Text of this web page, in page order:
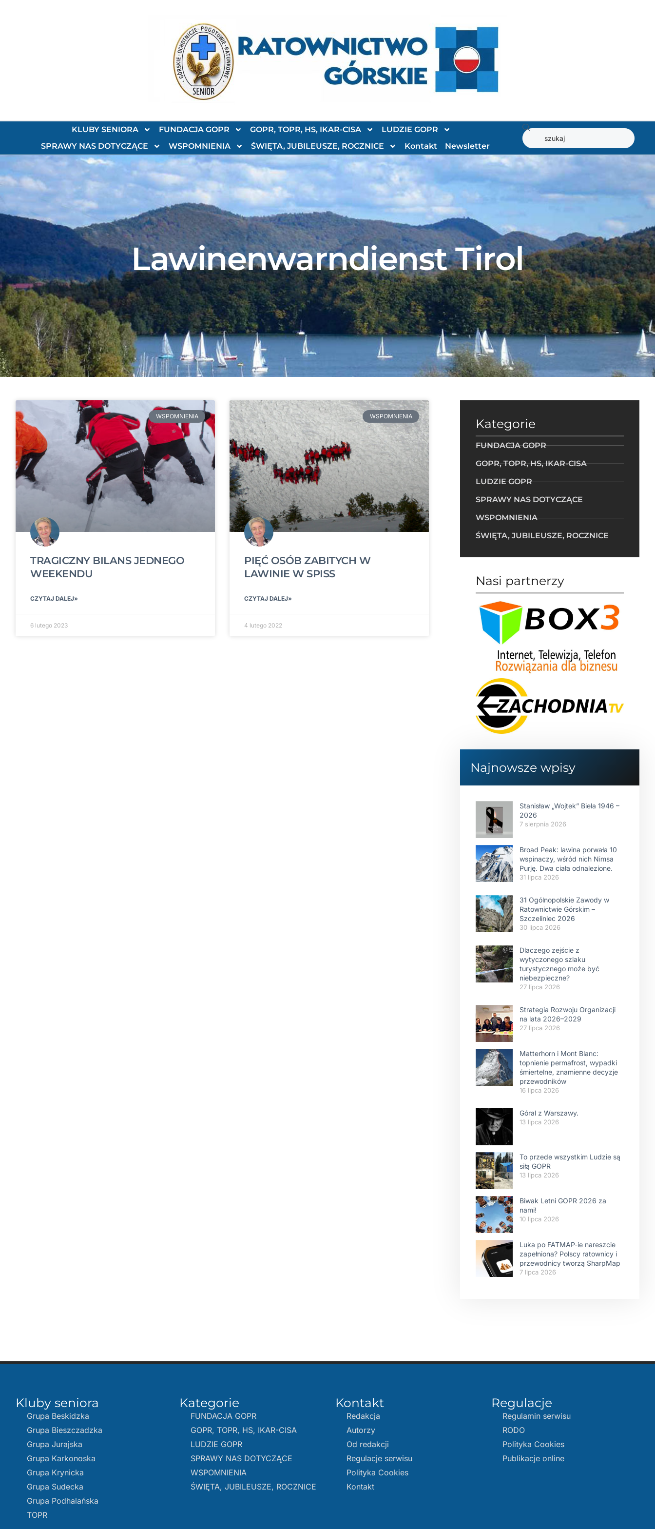
KLUBY SENIORA FUNDACJA GOPR GOPR, TOPR, HS, IKAR-CISA
LUDZIE GOPR
SPRAWY NAS DOTYCZĄCE
WSPOMNIENIA ŚWIĘTA, JUBILEUSZE, ROCZNICE Kontakt Newsletter
Lawinenwarndienst Tirol
WSPOMNIENIA
TRAGICZNY BILANS JEDNEGO
WEEKENDU
CZYTAJ DALEJ»
6 lutego 2023
WSPOMNIENIA
PIĘĆ OSÓB ZABITYCH W
LAWINIE W SPISS
CZYTAJ DALEJ»
4 lutego 2022
Kategorie
FUNDACJA GOPR
GOPR, TOPR, HS, IKAR-CISA
LUDZIE GOPR
SPRAWY NAS DOTYCZĄCE
WSPOMNIENIA
ŚWIĘTA, JUBILEUSZE, ROCZNICE
Nasi partnerzy
Najnowsze wpisy
Stanisław „Wojtek” Biela 1946 –
2026
7 sierpnia 2026
Broad Peak: lawina porwała 10
wspinaczy, wśród nich Nimsa
Purję. Dwa ciała odnalezione.
31 lipca 2026
31 Ogólnopolskie Zawody w
Ratownictwie Górskim –
Szczeliniec 2026
30 lipca 2026
Dlaczego zejście z
wytyczonego szlaku
turystycznego może być
niebezpieczne?
27 lipca 2026
Strategia Rozwoju Organizacji
na lata 2026–2029
27 lipca 2026
Matterhorn i Mont Blanc:
topnienie permafrost, wypadki
śmiertelne, znamienne decyzje
przewodników
16 lipca 2026
Góral z Warszawy.
13 lipca 2026
To przede wszystkim Ludzie są
siłą GOPR
13 lipca 2026
Biwak Letni GOPR 2026 za
nami!
10 lipca 2026
Luka po FATMAP-ie nareszcie
zapełniona? Polscy ratownicy i
przewodnicy tworzą SharpMap
7 lipca 2026
Kluby seniora
Grupa Beskidzka​
Grupa Bieszczadzka
Grupa Jurajska
Grupa Karkonoska
Grupa Krynicka
Grupa Sudecka
Grupa Podhalańska
TOPR
Kategorie
FUNDACJA GOPR
GOPR, TOPR, HS, IKAR-CISA
LUDZIE GOPR
SPRAWY NAS DOTYCZĄCE
WSPOMNIENIA
ŚWIĘTA, JUBILEUSZE, ROCZNICE
Kontakt
Redakcja
Autorzy
Od redakcji
Regulacje serwisu
Polityka Cookies
Kontakt
Regulacje
Regulamin serwisu
RODO
Polityka Cookies
Publikacje online